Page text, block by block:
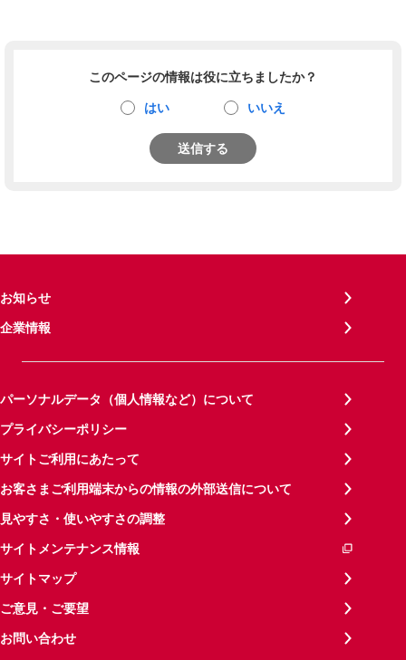
このページの情報は役に立ちましたか？
はい いいえ
送信する
お知らせ
企業情報
パーソナルデータ（個人情報など）について
プライバシーポリシー
サイトご利用にあたって
お客さまご利用端末からの情報の外部送信について
見やすさ・使いやすさの調整
サイトメンテナンス情報
サイトマップ
ご意見・ご要望
お問い合わせ